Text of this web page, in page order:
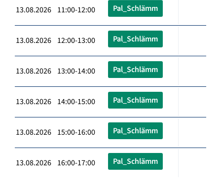
13.08.2026 11:00-12:00 Pal_Schlämm
13.08.2026 12:00-13:00 Pal_Schlämm
13.08.2026 13:00-14:00 Pal_Schlämm
13.08.2026 14:00-15:00 Pal_Schlämm
13.08.2026 15:00-16:00 Pal_Schlämm
13.08.2026 16:00-17:00 Pal_Schlämm